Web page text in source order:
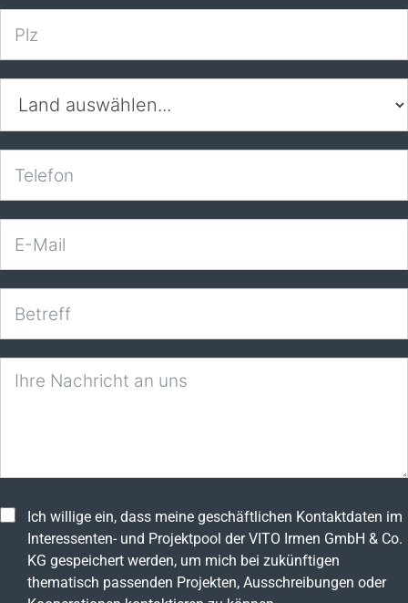
Ich willige ein, dass meine geschäftlichen Kontaktdaten im
Interessenten- und Projektpool der VITO Irmen GmbH & Co.
KG gespeichert werden, um mich bei zukünftigen
thematisch passenden Projekten, Ausschreibungen oder